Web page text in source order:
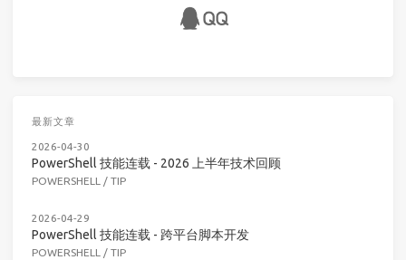
最新文章
2026-04-30
PowerShell 技能连载 - 2026 上半年技术回顾
POWERSHELL / TIP
2026-04-29
PowerShell 技能连载 - 跨平台脚本开发
POWERSHELL / TIP